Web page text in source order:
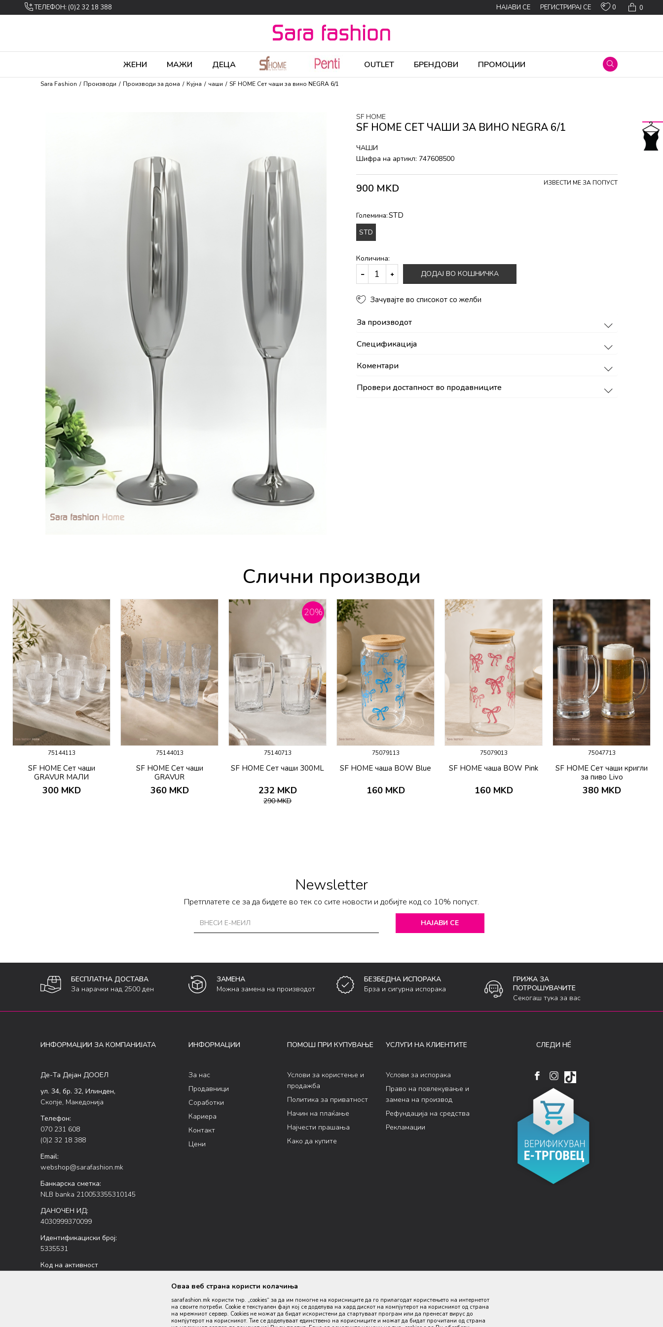
ТЕЛЕФОН: (0)2 32 18 388 0
0
НАЈАВИ СЕ РЕГИСТРИРАЈ СЕ
ЖЕНИ МАЖИ ДЕЦА OUTLET БРЕНДОВИ ПРОМОЦИИ
Sara Fashion Производи Производи за дома Кујна чаши SF HOME Сет чаши за вино NEGRA 6/1
SF HOME
SF HOME СЕТ ЧАШИ ЗА ВИНО NEGRA 6/1
ЧАШИ
Шифра на артикл: 747608500
900 MKD ИЗВЕСТИ МЕ ЗА ПОПУСТ
Големина:STD
STD
Количина:
ДОДАЈ ВО КОШНИЧКА
Зачувајте во списокот со желби
За производот
Спецификација
Коментари
Провери достапност во продавниците
Слични производи
75144113
SF HOME Сет чаши
GRAVUR МАЛИ
300 MKD
75144013
SF HOME Сет чаши
GRAVUR
360 MKD
20%
75140713
SF HOME Сет чаши 300ML
232 MKD
290MKD
75079113
SF HOME чаша BOW Blue
160 MKD
75079013
SF HOME чаша BOW Pink
160 MKD
75047713
SF HOME Сет чаши кригли
за пиво Livo
380 MKD
Newsletter
Претплатете се за да бидете во тек со сите новости и добијте код со 10% попуст.
НАЈАВИ СЕ
БЕСПЛАТНА ДОСТАВА
За нарачки над 2500 ден
ЗАМЕНА
Можна замена на производот
БЕЗБЕДНА ИСПОРАКА
Брза и сигурна испорака
ГРИЖА ЗА
ПОТРОШУВАЧИТЕ
Секогаш тука за вас
ИНФОРМАЦИИ ЗА КОМПАНИЈАТА
Де-Та Дејан ДООЕЛ
ул. 34, бр. 32, Илинден,
Скопје, Македонија
Телефон:
070 231 608
(0)2 32 18 388
Email:
webshop@sarafashion.mk
Банкарска сметка:
NLB banka 210053355310145
ДАНОЧЕН ИД:
4030999370099
Идентификациски број:
5335531
Код на активност
ИНФОРМАЦИИ
За нас
Продавници
Соработки
Кариера
Контакт
Цени
ПОМОШ ПРИ КУПУВАЊЕ
Услови за користење и
продажба
Политика за приватност
Начин на плаќање
Најчести прашања
Како да купите
УСЛУГИ НА КЛИЕНТИТЕ
Услови за испорака
Право на повлекување и
замена на производ
Рефундација на средства
Рекламации
СЛЕДИ НÉ
Оваа веб страна користи колачиња
sarafashion.mk користи тнр. „cookies“ за да им помогне на корисниците да го прилагодат користењето на интернетот
на своите потреби. Cookie е текстуален фајл кој се доделува на хард дискот на компјутерот на корисникот од страна
на мрежниот сервер. Cookies не можат да бидат искористени да стартуваат програм или да пренесат вирус до
компјутерот на корисникот. Тие се доделуваат единствено на корисниците и можат да бидат прочитани од страна